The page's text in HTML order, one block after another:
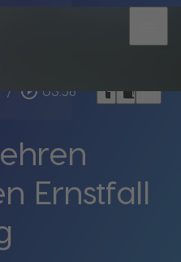
/ play_circle_outline 03:58 headphoneschrome_reader_modebookmark_border
Ernstfall